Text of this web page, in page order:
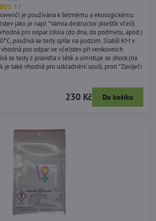
1 l
je používána k šetrnému a ekologickému
jako je např. *Varroa destructor (klešťík včelí).
pro odpar zdola (do dna, do podmetu, apod.)
používá se tedy spíše na podzim. Slabší KM v
pro odpar ve včelstev při venkovních
se tedy z pravidla v létě a umisťuje se shora (na
je také vhodná pro uskladnění souší, proti *Zavíječi
230 Kč Do košíku